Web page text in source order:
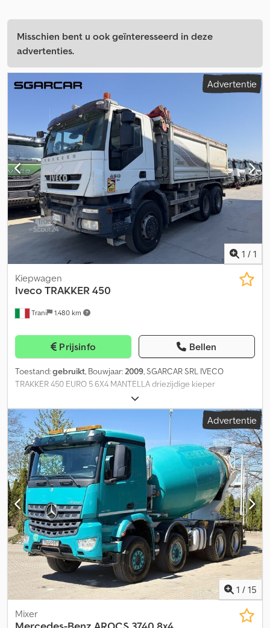
Misschien bent u ook geïnteresseerd in deze
advertenties.
Advertentie
1 / 1
Trani 1.480 km
Kiepwagen
IvecoTRAKKER 450
Prijsinfo Bellen
Toestand:gebruikt, Bouwjaar:2009, SGARCAR SRL IVECO
TRAKKER 450 EURO 5 6X4 MANTELLA driezijdige kieper
Dkjdpfxozic Tve Aipsr 400.000 km
Advertentie
1 / 15
Mixer